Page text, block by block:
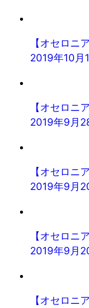
【オセロニ
2019年10月
【オセロニ
2019年9月
【オセロニ
2019年9月
【オセロニ
2019年9月
【オセロニ